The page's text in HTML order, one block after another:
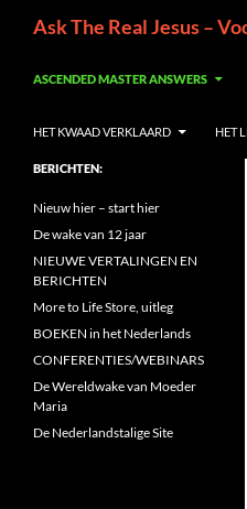
inhoud
Ask The Real Jesus –
ASCENDED MASTER ANSWERS
HET KWAAD VERKLAARD HET
BERICHTEN:
Nieuw hier – start hier
De wake van 12 jaar
NIEUWE VERTALINGEN EN
BERICHTEN
More to Life Store, uitleg
BOEKEN in het Nederlands
CONFERENTIES/WEBINARS
De Wereldwake van Moeder
Maria
De Nederlandstalige Site